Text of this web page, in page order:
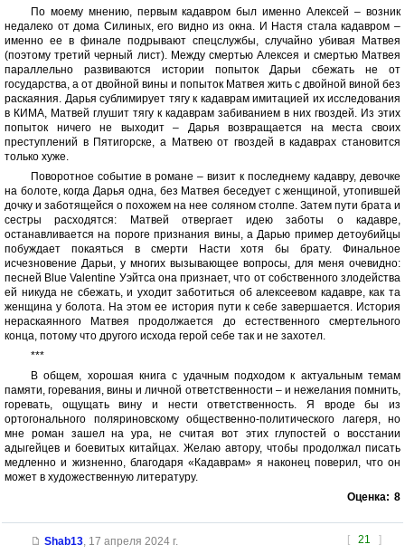
По моему мнению, первым кадавром был именно Алексей – возник
недалеко от дома Силиных, его видно из окна. И Настя стала кадавром –
именно ее в финале подрывают спецслужбы, случайно убивая Матвея
(поэтому третий черный лист). Между смертью Алексея и смертью Матвея
параллельно развиваются истории попыток Дарьи сбежать не от
государства, а от двойной вины и попыток Матвея жить с двойной виной без
раскаяния. Дарья сублимирует тягу к кадаврам имитацией их исследования
в КИМА, Матвей глушит тягу к кадаврам забиванием в них гвоздей. Из этих
попыток ничего не выходит – Дарья возвращается на места своих
преступлений в Пятигорске, а Матвею от гвоздей в кадаврах становится
только хуже.
Поворотное событие в романе – визит к последнему кадавру, девочке
на болоте, когда Дарья одна, без Матвея беседует с женщиной, утопившей
дочку и заботящейся о похожем на нее соляном столпе. Затем пути брата и
сестры расходятся: Матвей отвергает идею заботы о кадавре,
останавливается на пороге признания вины, а Дарью пример детоубийцы
побуждает покаяться в смерти Насти хотя бы брату. Финальное
исчезновение Дарьи, у многих вызывающее вопросы, для меня очевидно:
песней Blue Valentine Уэйтса она признает, что от собственного злодейства
ей никуда не сбежать, и уходит заботиться об алексеевом кадавре, как та
женщина у болота. На этом ее история пути к себе завершается. История
нераскаянного Матвея продолжается до естественного смертельного
конца, потому что другого исхода герой себе так и не захотел.
***
В общем, хорошая книга с удачным подходом к актуальным темам
памяти, горевания, вины и личной ответственности – и нежелания помнить,
горевать, ощущать вину и нести ответственность. Я вроде бы из
ортогонального поляриновскому общественно-политического лагеря, но
мне роман зашел на ура, не считая вот этих глупостей о восстании
адыгейцев и боевитых китайцах. Желаю автору, чтобы продолжал писать
медленно и жизненно, благодаря «Кадаврам» я наконец поверил, что он
может в художественную литературу.
Оценка: 8
[ 21 ]
Shab13, 17 апреля 2024 г.